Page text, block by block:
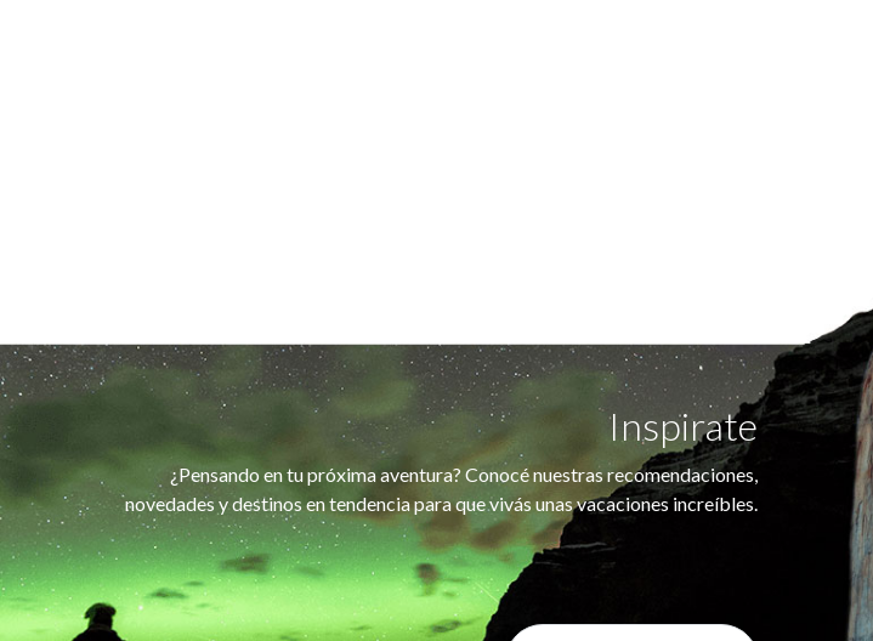
Inspirate
¿Pensando en tu próxima aventura? Conocé nuestras recomendaciones,
novedades y destinos en tendencia para que vivás unas vacaciones increíbles.